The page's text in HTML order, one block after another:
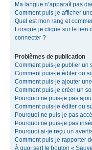
Ma langue n’apparaît pas
Comment puis-je afficher
Quel est mon rang et
Lorsque je clique sur le lien
connecter ?
Problèmes de publication
Comment puis-je publier un
Comment puis-je éditer ou
Comment puis-je ajouter
Comment puis-je créer un
Pourquoi ne puis-je pas
Comment puis-je éditer ou
Pourquoi ne puis-je pas
Pourquoi ne puis-je pas
Pourquoi ai-je reçu un
Comment puis-je rapporter
À quoi sert le bouton «